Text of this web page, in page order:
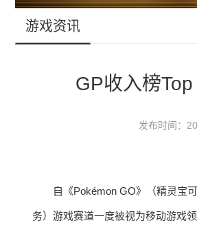
游戏资讯
GP收入榜
发布时间：
自《Pokémon GO》（精灵宝
务）游戏赛道一度被视为移动游戏领